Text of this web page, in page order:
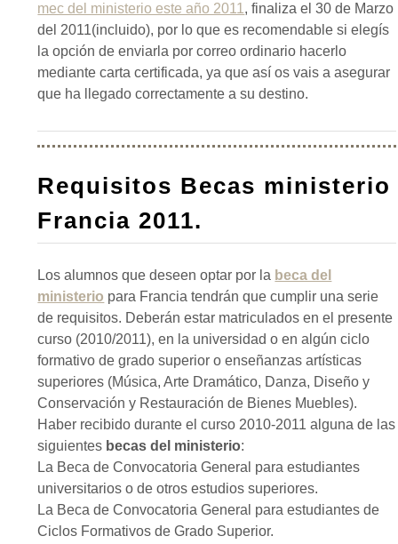
mec del ministerio este año 2011 , finaliza el 30 de Marzo
del 2011(incluido), por lo que es recomendable si elegís
la opción de enviarla por correo ordinario hacerlo
mediante carta certificada, ya que así os vais a asegurar
que ha llegado correctamente a su destino.
Requisitos Becas ministerio
Francia 2011.
Los alumnos que deseen optar por la beca del
ministerio para Francia tendrán que cumplir una serie
de requisitos. Deberán estar matriculados en el presente
curso (2010/2011), en la universidad o en algún ciclo
formativo de grado superior o enseñanzas artísticas
superiores (Música, Arte Dramático, Danza, Diseño y
Conservación y Restauración de Bienes Muebles).
Haber recibido durante el curso 2010-2011 alguna de las
siguientes becas del ministerio:
La Beca de Convocatoria General para estudiantes
universitarios o de otros estudios superiores.
La Beca de Convocatoria General para estudiantes de
Ciclos Formativos de Grado Superior.